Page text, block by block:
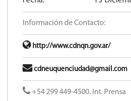
Información de Contacto:
http://www.cdnqn.gov.ar/
cdneuquenciudad@gmail.com
+54 299 449-4500. Int. Prensa